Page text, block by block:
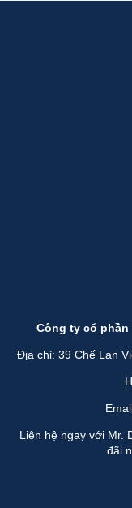
Công ty cổ phần
Địa chỉ: 39 Chế Lan
Liên hệ ngay với Mr.
đãi